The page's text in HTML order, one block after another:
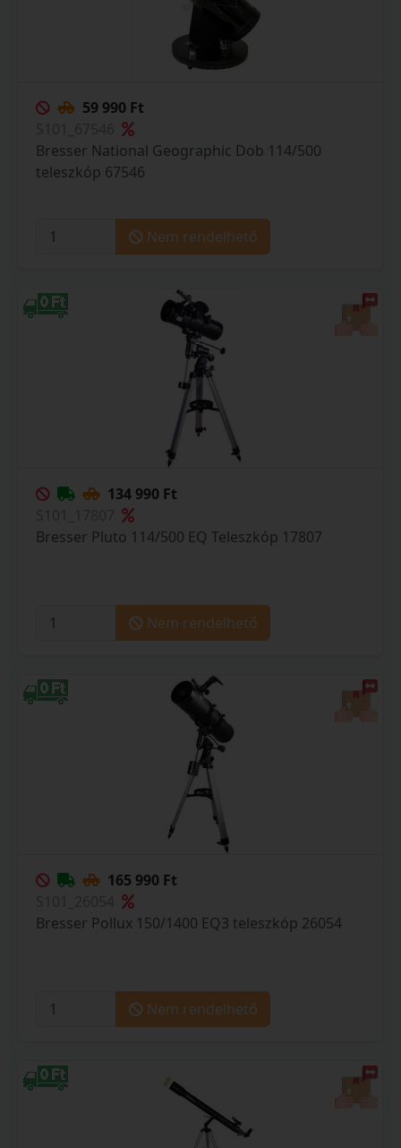
59 990 Ft
Bresser National Geographic Dob 114/500
teleszkóp 67546
Nem rendelhető
134 990 Ft
Bresser Pluto 114/500 EQ Teleszkóp 17807
Nem rendelhető
165 990 Ft
Bresser Pollux 150/1400 EQ3 teleszkóp 26054
Nem rendelhető